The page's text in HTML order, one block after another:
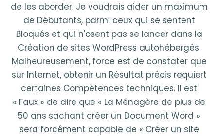
de les aborder. Je voudrais aider un maximum
de Débutants, parmi ceux qui se sentent
Bloqués et qui n'osent pas se lancer dans la
Création de sites WordPress autohébergés.
Malheureusement, force est de constater que
sur Internet, obtenir un Résultat précis requiert
certaines Compétences techniques. Il est
« Faux » de dire que « La Ménagère de plus de
50 ans sachant créer un Document Word »
sera forcément capable de « Créer un site